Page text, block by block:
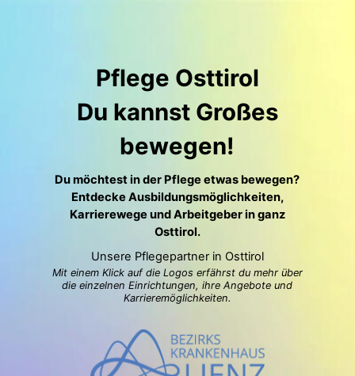
Pflege Osttirol
Du kannst Großes
bewegen!
Du möchtest in der Pflege etwas bewegen?
Entdecke Ausbildungsmöglichkeiten,
Karrierewege und Arbeitgeber in ganz
Osttirol.
Unsere Pflegepartner in Osttirol
Mit einem Klick auf die Logos erfährst du mehr über
die einzelnen Einrichtungen, ihre Angebote und
Karrieremöglichkeiten.